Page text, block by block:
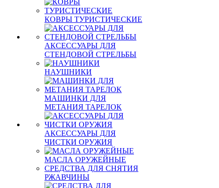
КОВРЫ ТУРИСТИЧЕСКИЕ
АКСЕССУАРЫ ДЛЯ
СТЕНДОВОЙ СТРЕЛЬБЫ
НАУШНИКИ
МАШИНКИ ДЛЯ
МЕТАНИЯ ТАРЕЛОК
АКСЕССУАРЫ ДЛЯ
ЧИСТКИ ОРУЖИЯ
МАСЛА ОРУЖЕЙНЫЕ
СРЕДСТВА ДЛЯ СНЯТИЯ
РЖАВЧИНЫ